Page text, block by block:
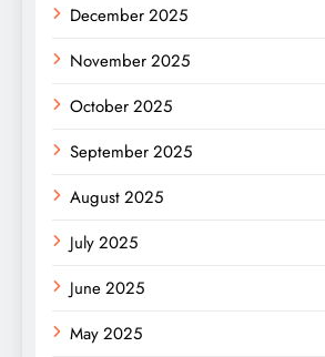
December 2025
November 2025
October 2025
September 2025
August 2025
July 2025
June 2025
May 2025